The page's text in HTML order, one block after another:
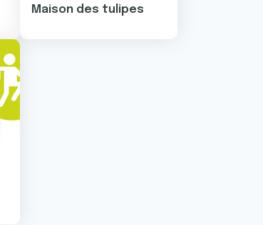
Maison des tulipes